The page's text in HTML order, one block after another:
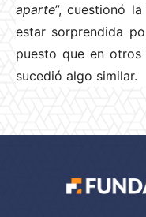
aparte”, cuestionó
estar sorprendida
puesto que en
sucedió algo similar.